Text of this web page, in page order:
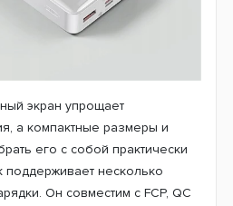
экран упрощает
а компактные размеры и
его с собой практически
поддерживает несколько
Он совместим с FCP, QC